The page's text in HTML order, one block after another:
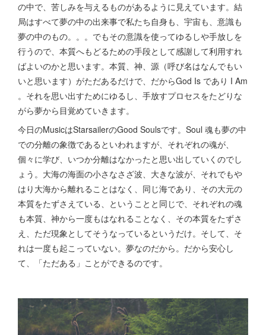
の中で、苦しみを与えるものがあるように見えています。結
局はすべて夢の中の出来事で私たち自身も、宇宙も、意識も
夢の中のもの。。。でもその意識を使ってゆるしや手放しを
行うので、本質へもどるための手段として感謝して利用すれ
ばよいのかと思います。本質、神、源（呼び名はなんでもい
いと思います）がただあるだけで、だからGod Is であり I Am
。それを思い出すためにゆるし、手放すプロセスをたどりな
がら夢から目覚めていきます。
今日のMusicはStarsailerのGood Soulsです。Soul 魂も夢の中
での分離の象徴であるといわれますが、それぞれの魂が、
個々に学び、いつか分離はなかったと思い出していくのでし
ょう。大海の海面の小さなさざ波、大きな波が、それでもや
はり大海から離れることはなく、同じ海であり、その大元の
本質をたずさえている、ということと同じで、それぞれの魂
も本質、神から一度もはなれることなく、その本質をたずさ
え、ただ現象としてそうなっているというだけ。そして、そ
れは一度も起こっていない。夢なのだから。だから安心し
て、「ただある」ことができるのです。